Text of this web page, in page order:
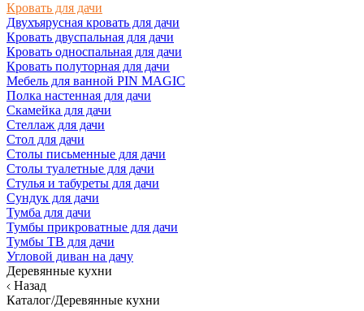
Кровать для дачи
Двухъярусная кровать для дачи
Кровать двуспальная для дачи
Кровать односпальная для дачи
Кровать полуторная для дачи
Мебель для ванной PIN MAGIC
Полка настенная для дачи
Скамейка для дачи
Стеллаж для дачи
Стол для дачи
Столы письменные для дачи
Столы туалетные для дачи
Стулья и табуреты для дачи
Сундук для дачи
Тумба для дачи
Тумбы прикроватные для дачи
Тумбы ТВ для дачи
Угловой диван на дачу
Деревянные кухни
Назад
Каталог/Деревянные кухни